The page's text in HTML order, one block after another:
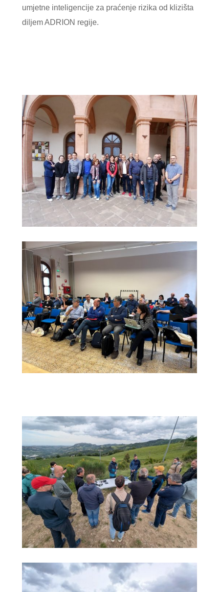
umjetne inteligencije za praćenje rizika od klizišta
diljem ADRION regije.